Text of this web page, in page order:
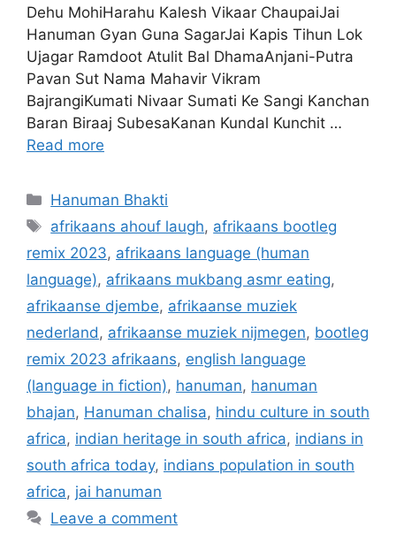
Dehu MohiHarahu Kalesh Vikaar ChaupaiJai
Hanuman Gyan Guna SagarJai Kapis Tihun Lok
Ujagar Ramdoot Atulit Bal DhamaAnjani-Putra
Pavan Sut Nama Mahavir Vikram
BajrangiKumati Nivaar Sumati Ke Sangi Kanchan
Baran Biraaj SubesaKanan Kundal Kunchit …
Read more
Categories
Hanuman Bhakti
Tags
afrikaans ahouf laugh, afrikaans bootleg
remix 2023, afrikaans language (human
language), afrikaans mukbang asmr eating,
afrikaanse djembe, afrikaanse muziek
nederland , afrikaanse muziek nijmegen, bootleg
remix 2023 afrikaans, english language
(language in fiction), hanuman, hanuman
bhajan, Hanuman chalisa, hindu culture in south
africa, indian heritage in south africa, indians in
south africa today, indians population in south
africa, jai hanuman
Leave a comment